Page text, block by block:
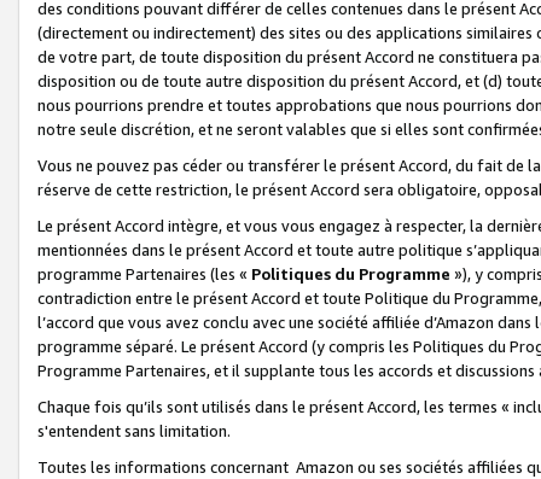
des conditions pouvant différer de celles contenues dans le présent
(directement ou indirectement) des sites ou des applications
de votre part, de toute disposition du présent Accord ne constituera
disposition ou de toute autre disposition du présent Accord, et (d)
nous pourrions prendre et toutes approbations que nous pourrions
notre seule discrétion, et ne seront valables que si elles sont
Vous ne pouvez pas céder ou transférer le présent Accord, du fait de
réserve de cette restriction, le présent Accord sera obligatoire,
Le présent Accord intègre, et vous vous engagez à respecter, la
mentionnées dans le présent Accord et toute autre politique
programme Partenaires (les « Politiques du Programme »), y
contradiction entre le présent Accord et toute Politique du
l’accord que vous avez conclu avec une société affiliée d’Amazon
programme séparé. Le présent Accord (y compris les Politiques du
Programme Partenaires, et il supplante tous les accords et discussions
Chaque fois qu’ils sont utilisés dans le présent Accord, les termes «
s'entendent sans limitation.
Toutes les informations concernant Amazon ou ses sociétés affiliées